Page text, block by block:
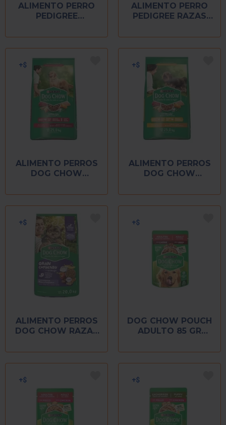
ALIMENTO PERRO
PEDIGREE
ETAPA 1
ALIMENTO PERRO
PEDIGREE RAZAS
ALIMENTO PERROS
DOG CHOW
MEDIANAS 25 KG
ALIMENTO PERROS
DOG CHOW
PEQUEÑAS 25 KG
ALIMENTO PERROS
DOG CHOW RAZAS
DOG CHOW POUCH
ADULTO 85 GR